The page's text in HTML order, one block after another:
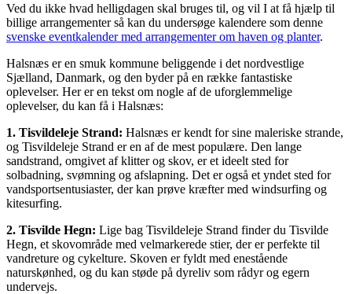
Ved du ikke hvad helligdagen skal bruges til, og vil I at få hjælp til
billige arrangementer så kan du undersøge kalendere som denne
svenske eventkalender med arrangementer om haven og planter.
Halsnæs er en smuk kommune beliggende i det nordvestlige
Sjælland, Danmark, og den byder på en række fantastiske
oplevelser. Her er en tekst om nogle af de uforglemmelige
oplevelser, du kan få i Halsnæs:
1. Tisvildeleje Strand: Halsnæs er kendt for sine maleriske strande,
og Tisvildeleje Strand er en af de mest populære. Den lange
sandstrand, omgivet af klitter og skov, er et ideelt sted for
solbadning, svømning og afslapning. Det er også et yndet sted for
vandsportsentusiaster, der kan prøve kræfter med windsurfing og
kitesurfing.
2. Tisvilde Hegn: Lige bag Tisvildeleje Strand finder du Tisvilde
Hegn, et skovområde med velmarkerede stier, der er perfekte til
vandreture og cykelture. Skoven er fyldt med enestående
naturskønhed, og du kan støde på dyreliv som rådyr og egern
undervejs.